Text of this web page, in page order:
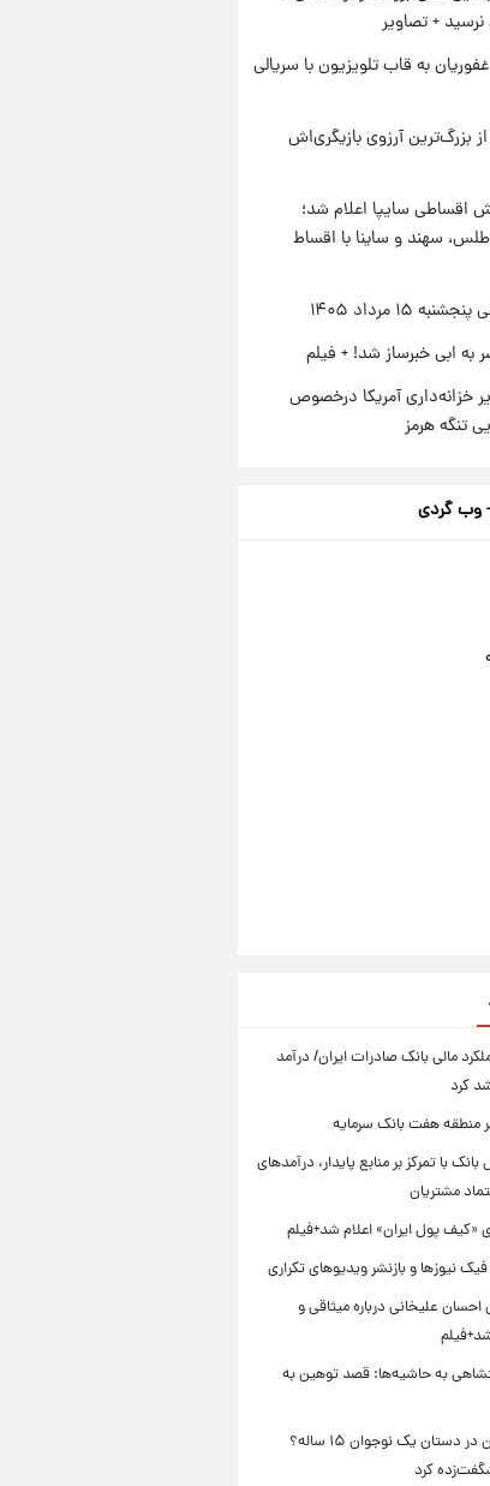
نرسید + تصاویر
به قاب تلویزیون با سریالی
بزرگ‌ترین آرزوی بازیگری‌اش
اقساطی سایپا اعلام شد؛
سهند و ساینا با اقساط
۱۵ مرداد ۱۴۰۵
به ابی خبرساز شد! + فیلم
خزانه‌داری آمریکا درخصوص
تنگه هرمز
وب گردی
مالی بانک صادرات ایران/ درآمد
منطقه هفت بانک سرمایه
با تمرکز بر منابع پایدار، درآمدهای
مشتریان
«کیف پول ایران» اعلام شد+فیلم
نیوزها و بازنشر ویدیوهای تکراری
علیخانی درباره میثاقی و
به حاشیه‌ها: قصد توهین به
راز طول عمر انسان در دستان یک نوجوان ۱۵ ساله؟
کرد